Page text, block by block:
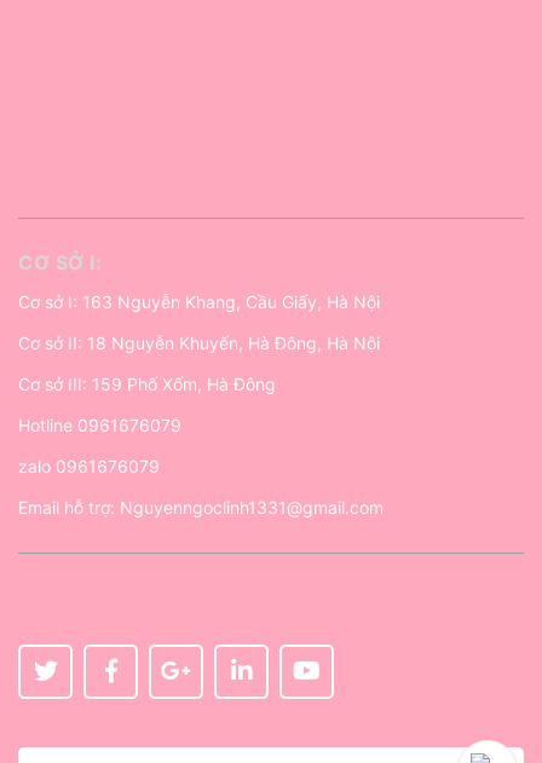
CƠ SỞ I:
Cơ sở I: 163 Nguyễn Khang, Cầu Giấy, Hà Nội
Cơ sở II: 18 Nguyễn Khuyến, Hà Đông, Hà Nội
Cơ sở III: 159 Phố Xốm, Hà Đông
Hotline 0961676079
zalo 0961676079
Email hỗ trợ: Nguyenngoclinh1331@gmail.com